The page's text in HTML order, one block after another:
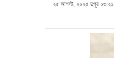
২৫ আগস্ট, ২০২৫ দুপুর ০৩:২১